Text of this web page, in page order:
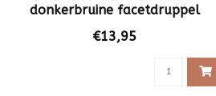
donkerbruine facetdruppel
€13,95